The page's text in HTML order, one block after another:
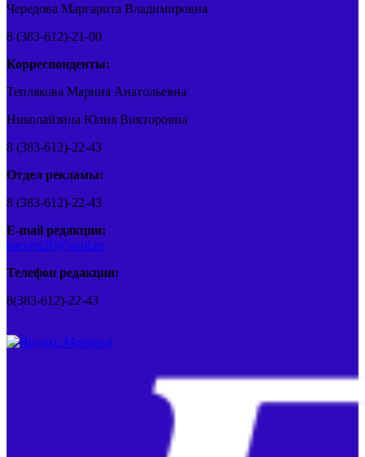
Чередова Маргарита Владимировна
8 (383-612)-21-00
Корреспонденты:
Теплякова Марина Анатольевна
Николайзина Юлия Викторовна
8 (383-612)-22-43
Отдел рекламы:
8 (383-612)-22-43
E-mail редакции:
barvest20@mail.ru
Телефон редакции:
8(383-612)-22-43